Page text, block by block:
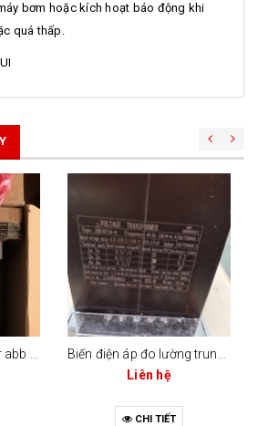
bơm hoặc kích hoạt báo động khi
quá thấp.
Liên hệ
CHI TIẾT